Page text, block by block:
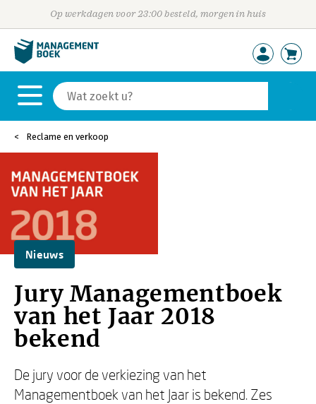
Op werkdagen voor 23:00 besteld, morgen in huis
Reclame en verkoop
Nieuws
Jury Managementboek
van het Jaar 2018
bekend
De jury voor de verkiezing van het
Managementboek van het Jaar is bekend. Zes